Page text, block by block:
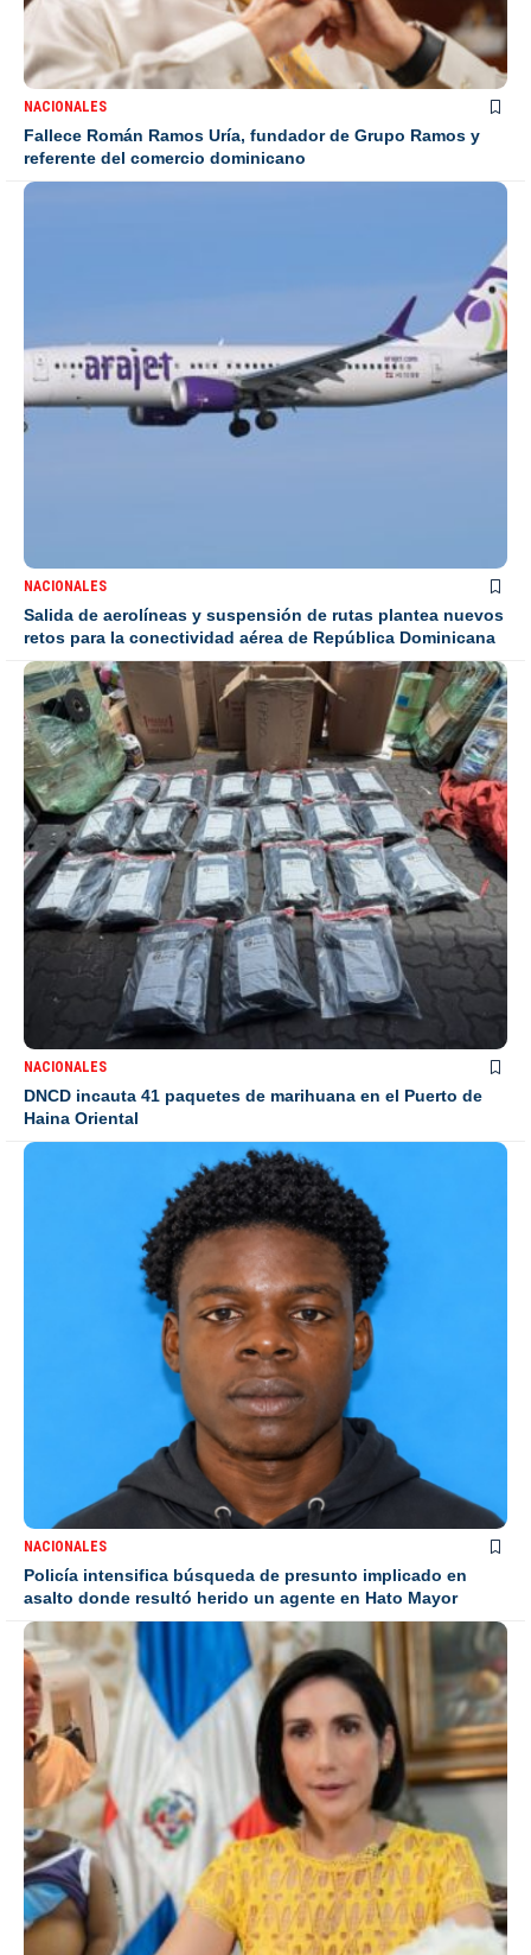
NACIONALES
Fallece Román Ramos Uría, fundador de Grupo Ramos y
referente del comercio dominicano
NACIONALES
Salida de aerolíneas y suspensión de rutas plantea nuevos
retos para la conectividad aérea de República Dominicana
NACIONALES
DNCD incauta 41 paquetes de marihuana en el Puerto de
Haina Oriental
NACIONALES
Policía intensifica búsqueda de presunto implicado en
asalto donde resultó herido un agente en Hato Mayor